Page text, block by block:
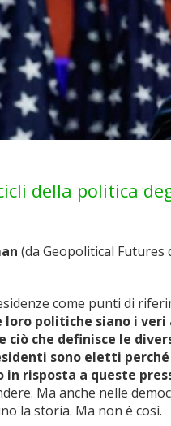
della politica
(da Geopolitical Futures
come punti di
loro politiche siano i
ciò che definisce le
sono eletti
risposta a queste
Ma anche nelle
la storia. Ma non è così.